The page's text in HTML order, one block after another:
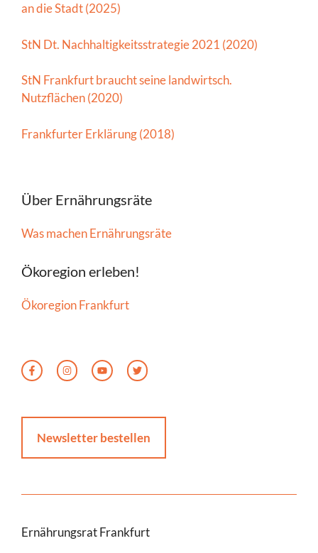
an die Stadt (2025)
StN Dt. Nachhaltigkeitsstrategie 2021 (2020)
StN Frankfurt braucht seine landwirtsch.
Nutzflächen (2020)
Frankfurter Erklärung (2018)
Über Ernährungsräte
Was machen Ernährungsräte
Ökoregion erleben!
Ökoregion Frankfurt
Newsletter bestellen
Ernährungsrat Frankfurt